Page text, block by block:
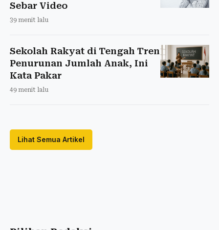
Sebar Video
39 menit lalu
Sekolah Rakyat di Tengah Tren
Penurunan Jumlah Anak, Ini
Kata Pakar
49 menit lalu
Lihat Semua Artikel